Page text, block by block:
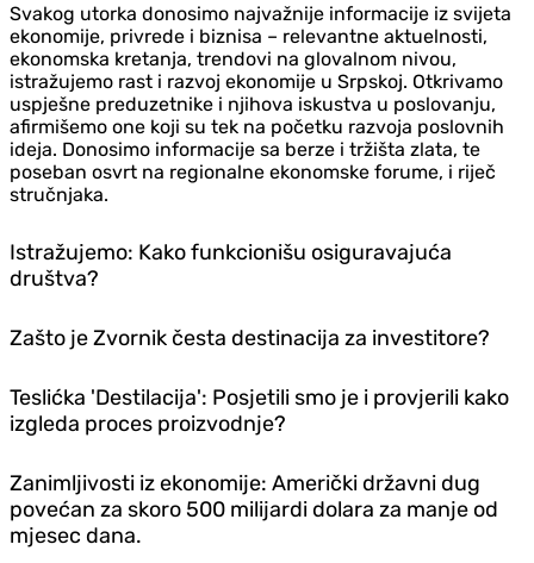
Svakog utorka donosimo najvažnije informacije iz svijeta
ekonomije, privrede i biznisa – relevantne aktuelnosti,
ekonomska kretanja, trendovi na glovalnom nivou,
istražujemo rast i razvoj ekonomije u Srpskoj. Otkrivamo
uspješne preduzetnike i njihova iskustva u poslovanju,
afirmišemo one koji su tek na početku razvoja poslovnih
ideja. Donosimo informacije sa berze i tržišta zlata, te
poseban osvrt na regionalne ekonomske forume, i riječ
stručnjaka.
Istražujemo: Kako funkcionišu osiguravajuća
društva?
Zašto je Zvornik česta destinacija za investitore?
Teslićka 'Destilacija': Posjetili smo je i provjerili kako
izgleda proces proizvodnje?
Zanimljivosti iz ekonomije: Američki državni dug
povećan za skoro 500 milijardi dolara za manje od
mjesec dana.